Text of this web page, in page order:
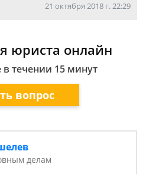
21 октября 2018 г. 22:29
юриста онлайн
в течении 15 минут
вопрос
делам